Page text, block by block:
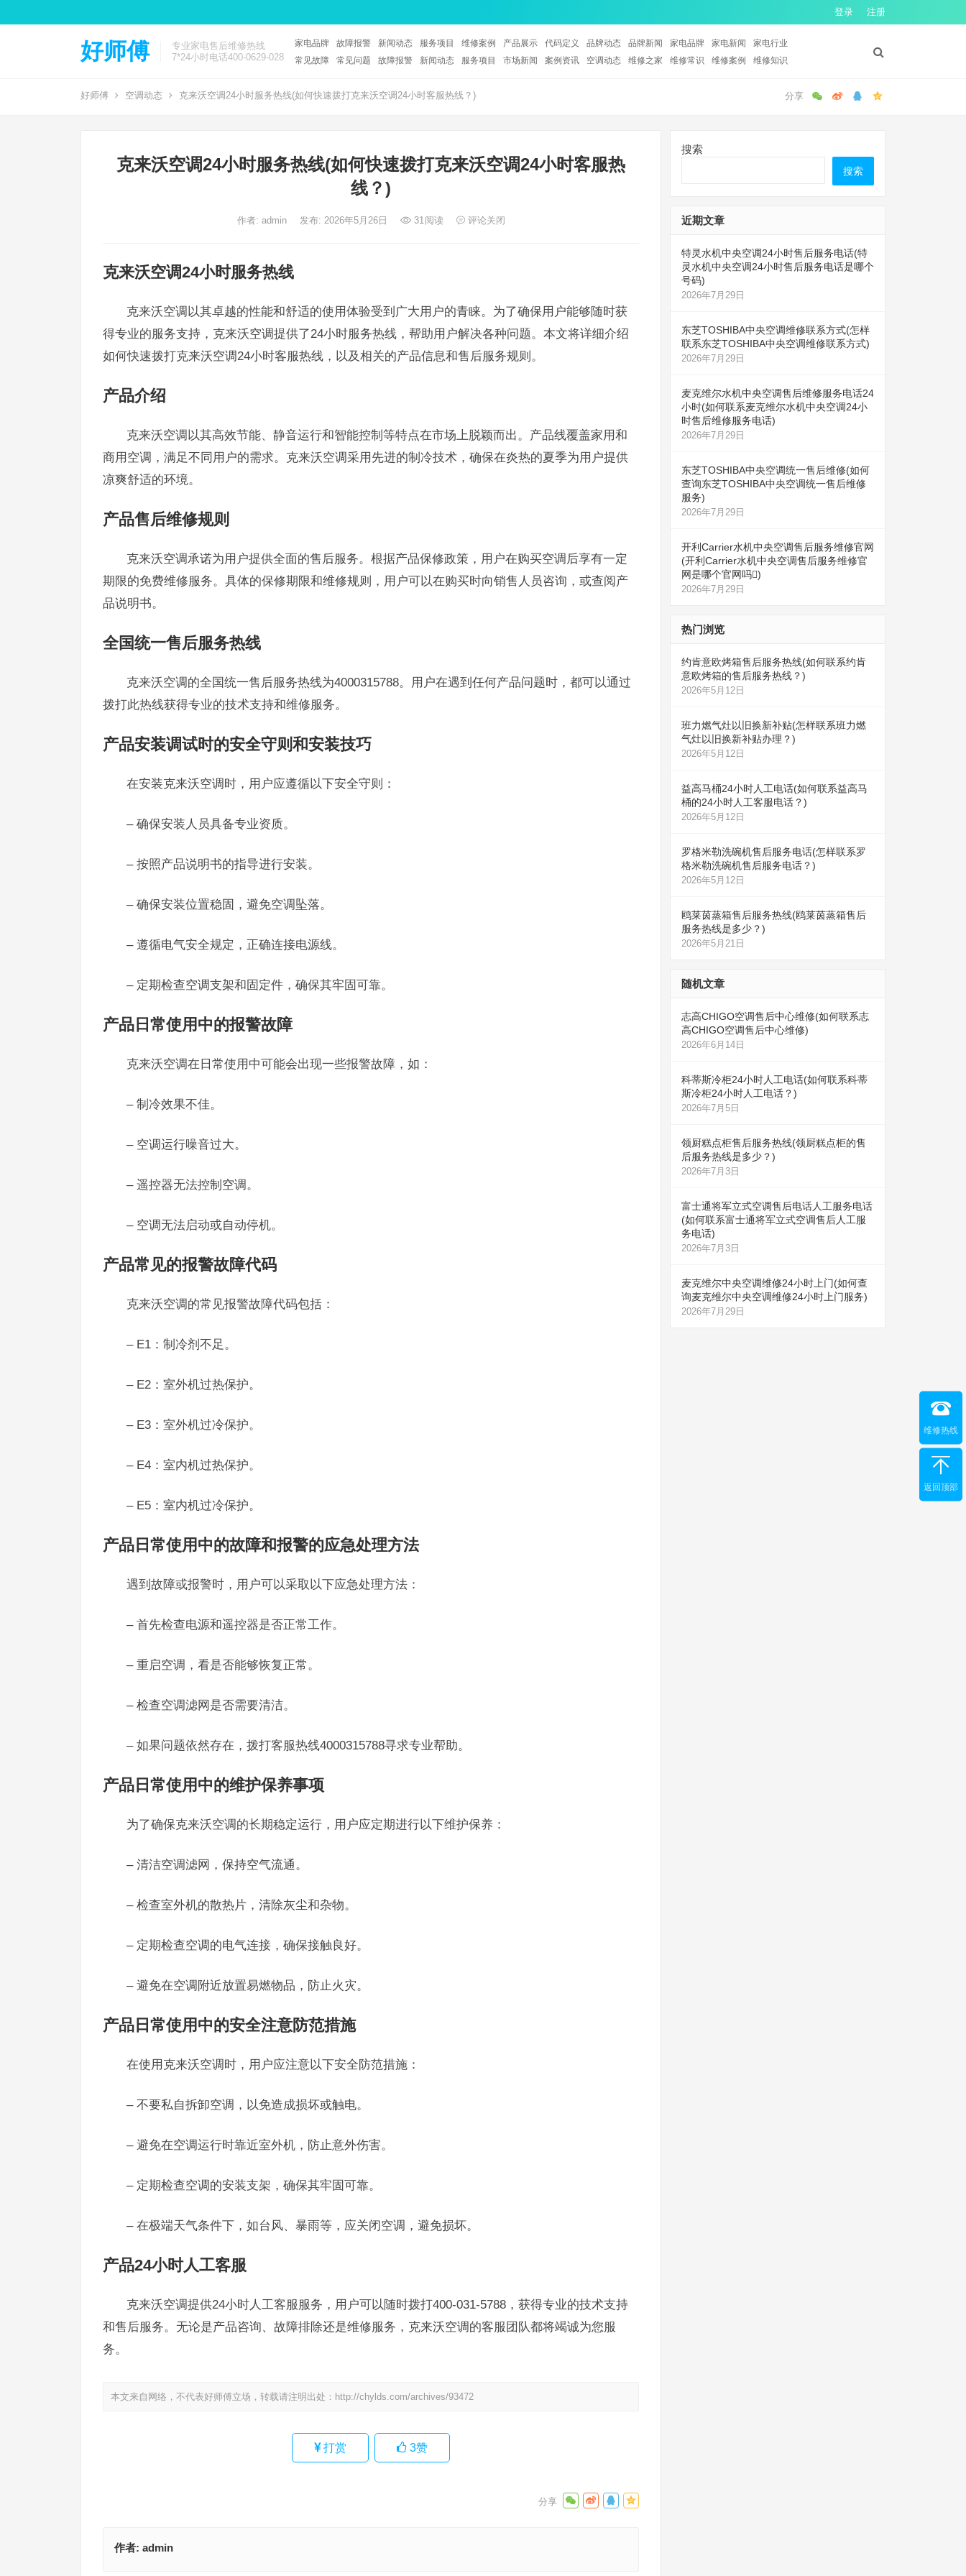
登录 注册
好师傅
专业家电售后维修热线
7*24小时电话400-0629-028
家电品牌 故障报警 新闻动态 服务项目 维修案例 产品展示 代码定义 品牌动态 品牌新闻 家电品牌 家电新闻
家电行业
常见故障
常见问题 故障报警 新闻动态 服务项目 市场新闻 案例资讯 空调动态 维修之家 维修常识 维修案例 维修知识
好师傅 空调动态 克来沃空调24小时服务热线(如何快速拨打克来沃空调24小时客服热线？)
克来沃空调24小时服务热线(如何快速拨打克来沃空调24小时客服热
线？)
作者: admin 发布: 2026年5月26日 31阅读 评论关闭
克来沃空调24小时服务热线
克来沃空调以其卓越的性能和舒适的使用体验受到广大用户的青睐。为了确保用户能够随时获
得专业的服务支持，克来沃空调提供了24小时服务热线，帮助用户解决各种问题。本文将详细介绍
如何快速拨打克来沃空调24小时客服热线，以及相关的产品信息和售后服务规则。
产品介绍
克来沃空调以其高效节能、静音运行和智能控制等特点在市场上脱颖而出。产品线覆盖家用和
商用空调，满足不同用户的需求。克来沃空调采用先进的制冷技术，确保在炎热的夏季为用户提供
凉爽舒适的环境。
产品售后维修规则
克来沃空调承诺为用户提供全面的售后服务。根据产品保修政策，用户在购买空调后享有一定
期限的免费维修服务。具体的保修期限和维修规则，用户可以在购买时向销售人员咨询，或查阅产
品说明书。
全国统一售后服务热线
克来沃空调的全国统一售后服务热线为4000315788。用户在遇到任何产品问题时，都可以通过
拨打此热线获得专业的技术支持和维修服务。
产品安装调试时的安全守则和安装技巧
在安装克来沃空调时，用户应遵循以下安全守则：
– 确保安装人员具备专业资质。
– 按照产品说明书的指导进行安装。
– 确保安装位置稳固，避免空调坠落。
– 遵循电气安全规定，正确连接电源线。
– 定期检查空调支架和固定件，确保其牢固可靠。
产品日常使用中的报警故障
克来沃空调在日常使用中可能会出现一些报警故障，如：
– 制冷效果不佳。
– 空调运行噪音过大。
– 遥控器无法控制空调。
– 空调无法启动或自动停机。
产品常见的报警故障代码
克来沃空调的常见报警故障代码包括：
– E1：制冷剂不足。
– E2：室外机过热保护。
– E3：室外机过冷保护。
– E4：室内机过热保护。
– E5：室内机过冷保护。
产品日常使用中的故障和报警的应急处理方法
遇到故障或报警时，用户可以采取以下应急处理方法：
– 首先检查电源和遥控器是否正常工作。
– 重启空调，看是否能够恢复正常。
– 检查空调滤网是否需要清洁。
– 如果问题依然存在，拨打客服热线4000315788寻求专业帮助。
产品日常使用中的维护保养事项
为了确保克来沃空调的长期稳定运行，用户应定期进行以下维护保养：
– 清洁空调滤网，保持空气流通。
– 检查室外机的散热片，清除灰尘和杂物。
– 定期检查空调的电气连接，确保接触良好。
– 避免在空调附近放置易燃物品，防止火灾。
产品日常使用中的安全注意防范措施
在使用克来沃空调时，用户应注意以下安全防范措施：
– 不要私自拆卸空调，以免造成损坏或触电。
– 避免在空调运行时靠近室外机，防止意外伤害。
– 定期检查空调的安装支架，确保其牢固可靠。
– 在极端天气条件下，如台风、暴雨等，应关闭空调，避免损坏。
产品24小时人工客服
克来沃空调提供24小时人工客服服务，用户可以随时拨打400-031-5788，获得专业的技术支持
和售后服务。无论是产品咨询、故障排除还是维修服务，克来沃空调的客服团队都将竭诚为您服
务。
本文来自网络，不代表好师傅立场，转载请注明出处： http://chylds.com/archives/93472
打赏 3赞
作者: admin
搜索
搜索
近期文章
特灵水机中央空调24小时售后服务电话(特
灵水机中央空调24小时售后服务电话是哪个
号码)
2026年7月29日
东芝TOSHIBA中央空调维修联系方式(怎样
联系东芝TOSHIBA中央空调维修联系方式)
2026年7月29日
麦克维尔水机中央空调售后维修服务电话24
小时(如何联系麦克维尔水机中央空调24小
时售后维修服务电话)
2026年7月29日
东芝TOSHIBA中央空调统一售后维修(如何
查询东芝TOSHIBA中央空调统一售后维修
服务)
2026年7月29日
开利Carrier水机中央空调售后服务维修官网
(开利Carrier水机中央空调售后服务维修官
网是哪个官网吗)
2026年7月29日
热门浏览
约肯意欧烤箱售后服务热线(如何联系约肯
意欧烤箱的售后服务热线？)
2026年5月12日
班力燃气灶以旧换新补贴(怎样联系班力燃
气灶以旧换新补贴办理？)
2026年5月12日
益高马桶24小时人工电话(如何联系益高马
桶的24小时人工客服电话？)
2026年5月12日
罗格米勒洗碗机售后服务电话(怎样联系罗
格米勒洗碗机售后服务电话？)
2026年5月12日
鸥莱茵蒸箱售后服务热线(鸥莱茵蒸箱售后
服务热线是多少？)
2026年5月21日
随机文章
志高CHIGO空调售后中心维修(如何联系志
高CHIGO空调售后中心维修)
2026年6月14日
科蒂斯冷柜24小时人工电话(如何联系科蒂
斯冷柜24小时人工电话？)
2026年7月5日
领厨糕点柜售后服务热线(领厨糕点柜的售
后服务热线是多少？)
2026年7月3日
富士通将军立式空调售后电话人工服务电话
(如何联系富士通将军立式空调售后人工服
务电话)
2026年7月3日
麦克维尔中央空调维修24小时上门(如何查
询麦克维尔中央空调维修24小时上门服务)
2026年7月29日
维修热线
返回顶部